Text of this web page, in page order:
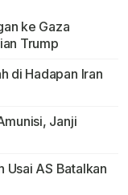
ke Gaza
Trump
di Hadapan Iran
Janji
Usai AS Batalkan